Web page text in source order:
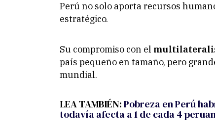
Perú no solo aporta recursos
estratégico.
Su compromiso con el
país pequeño en tamaño, pero
mundial.
LEA TAMBIÉN:Pobreza en Perú
todavía afecta a 1 de cada 4